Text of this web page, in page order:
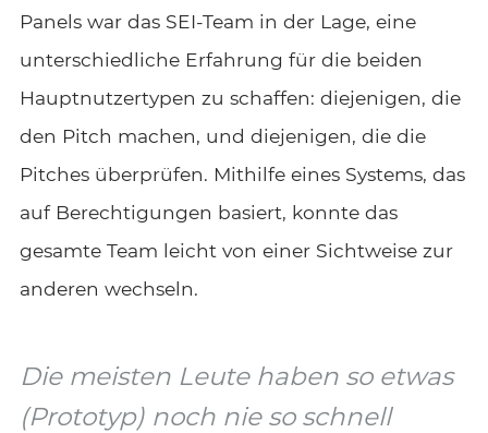
Panels war das SEI-Team in der Lage, eine
unterschiedliche Erfahrung für die beiden
Hauptnutzertypen zu schaffen: diejenigen, die
den Pitch machen, und diejenigen, die die
Pitches überprüfen. Mithilfe eines Systems, das
auf Berechtigungen basiert, konnte das
gesamte Team leicht von einer Sichtweise zur
anderen wechseln.
Die meisten Leute haben so etwas
(Prototyp) noch nie so schnell